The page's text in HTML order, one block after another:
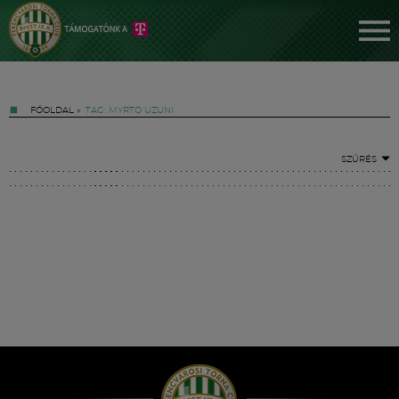
FŐOLDAL » TAG: MYRTO UZUNI
SZŰRÉS
Hírek